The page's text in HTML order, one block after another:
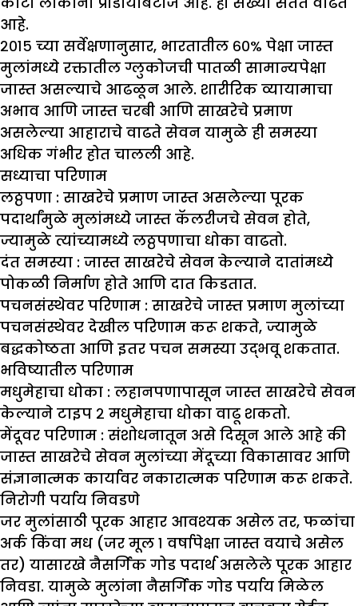
आहे.
२०१५ च्या सर्वेक्षणानुसार, भारतातील ६०% पेक्षा जास्त
मुलांमध्ये रक्तातील ग्लुकोजची पातळी सामान्यपेक्षा
जास्त असल्याचे आढळून आले. शारीरिक व्यायामाचा
अभाव आणि जास्त चरबी आणि साखरेचे प्रमाण
असलेल्या आहाराचे वाढते सेवन यामुळे ही समस्या
अधिक गंभीर होत चालली आहे.
सध्याचा परिणाम
लठ्ठपणा : साखरेचे प्रमाण जास्त असलेल्या पूरक
पदार्थांमुळे मुलांमध्ये जास्त कॅलरीजचे सेवन होते,
ज्यामुळे त्यांच्यामध्ये लठ्ठपणाचा धोका वाढतो.
दंत समस्या : जास्त साखरेचे सेवन केल्याने दातांमध्ये
पोकळी निर्माण होते आणि दात किडतात.
पचनसंस्थेवर परिणाम : साखरेचे जास्त प्रमाण मुलांच्या
पचनसंस्थेवर देखील परिणाम करू शकते, ज्यामुळे
बद्धकोष्ठता आणि इतर पचन समस्या उद्भवू शकतात.
भविष्यातील परिणाम
मधुमेहाचा धोका : लहानपणापासून जास्त साखरेचे सेवन
केल्याने टाइप २ मधुमेहाचा धोका वाढू शकतो.
मेंदूवर परिणाम : संशोधनातून असे दिसून आले आहे की
जास्त साखरेचे सेवन मुलांच्या मेंदूच्या विकासावर आणि
संज्ञानात्मक कार्यावर नकारात्मक परिणाम करू शकते.
निरोगी पर्याय निवडणे
जर मुलांसाठी पूरक आहार आवश्यक असेल तर, फळांचा
अर्क किंवा मध (जर मूल १ वर्षापेक्षा जास्त वयाचे असेल
तर) यासारखे नैसर्गिक गोड पदार्थ असलेले पूरक आहार
निवडा. यामुळे मुलांना नैसर्गिक गोड पर्याय मिळेल